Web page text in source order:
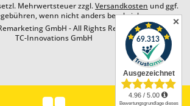
Mehrwertsteuer zzgl.Versandkosten und ggf.
wenn nicht anders beschrieben
GmbH - All Rights Reserved. Design by
TC-Innovations GmbH
✕